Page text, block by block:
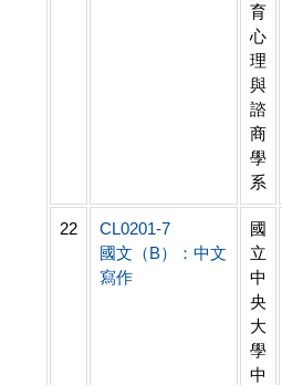
育
心
理
與
諮
商
學
系
22
CL0201-7
國文（B）：中文
寫作
國
立
中
央
大
學
中